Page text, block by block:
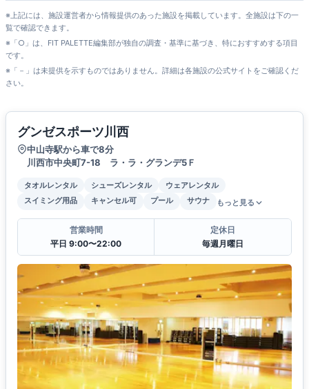
※上記には、施設運営者から情報提供のあった施設を掲載しています。全施設は下の一
覧で確認できます。
※「○」は、FIT PALETTE編集部が独自の調査・基準に基づき、特におすすめする項目
です。
※「－」は未提供を示すものではありません。詳細は各施設の公式サイトをご確認くだ
さい。
グンゼスポーツ川西
中山寺駅から車で8分
川西市中央町7-18 ラ・ラ・グランデ5Ｆ
タオルレンタル シューズレンタル
ウェアレンタル
スイミング用品
キャンセル可 プール サウナ もっと見る
営業時間
平日 9:00〜22:00
定休日
毎週月曜日